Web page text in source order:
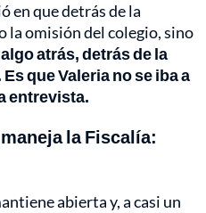
en que detrás de la
la omisión del colegio, sino
atrás, detrás de la
que Valeria no se iba a
entrevista.
la Fiscalía:
abierta y, a casi un